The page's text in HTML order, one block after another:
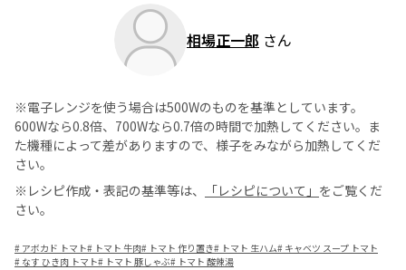
相場正一郎 さん
※電子レンジを使う場合は500Wのものを基準としています。
600Wなら0.8倍、700Wなら0.7倍の時間で加熱してください。ま
た機種によって差がありますので、様子をみながら加熱してくだ
さい。
※レシピ作成・表記の基準等は、
「レシピについて」 をご覧くだ
さい。
# アボカド トマト# トマト 牛肉# トマト 作り置き# トマト 生ハム# キャベツ スープ トマト
# なす ひき肉 トマト# トマト 豚しゃぶ# トマト 酸辣湯